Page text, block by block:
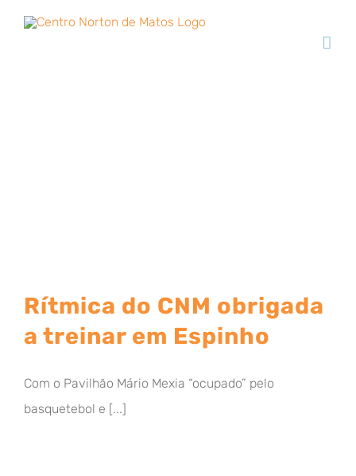
Rítmica do CNM obrigada
a treinar em Espinho
Com o Pavilhão Mário Mexia “ocupado” pelo
basquetebol e [...]